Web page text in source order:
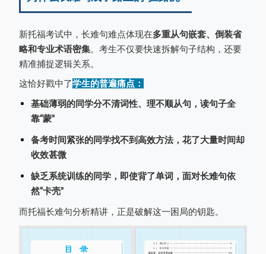
新托福考试中，长难句难点体现在多重从句嵌套、倒装省
略和专业术语密集。考生不仅要快速拆解句子结构，还要
精准捕捉逻辑关系。
这恰好戳中了学生的普遍痛点：
基础薄弱的同学分不清词性、理不顺从句，读句子全
靠“蒙”
备考时间紧张的同学找不到高效方法，花了大量时间却
收效甚微
缺乏系统训练的同学，即使背了单词，面对长难句依
然“卡壳”
而托福长难句分析精讲，正是破解这一困局的钥匙。